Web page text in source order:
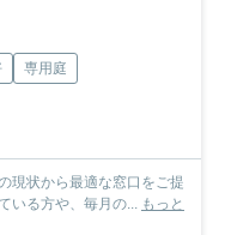
専用庭
現状から最適な窓口をご提
いる方や、毎月の... もっと